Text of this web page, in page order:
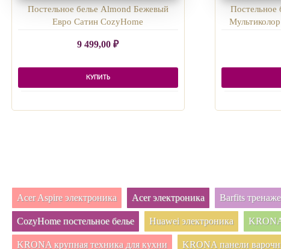
Постельное белье Almond Бежевый
Евро Сатин CozyHome
9 499,00₽
КУПИТЬ
Постельное
Acer Aspire электроника Acer электроника Barfits
CozyHome постельное белье Huawei электроника
KRONA крупная техника для кухни KRONA панели